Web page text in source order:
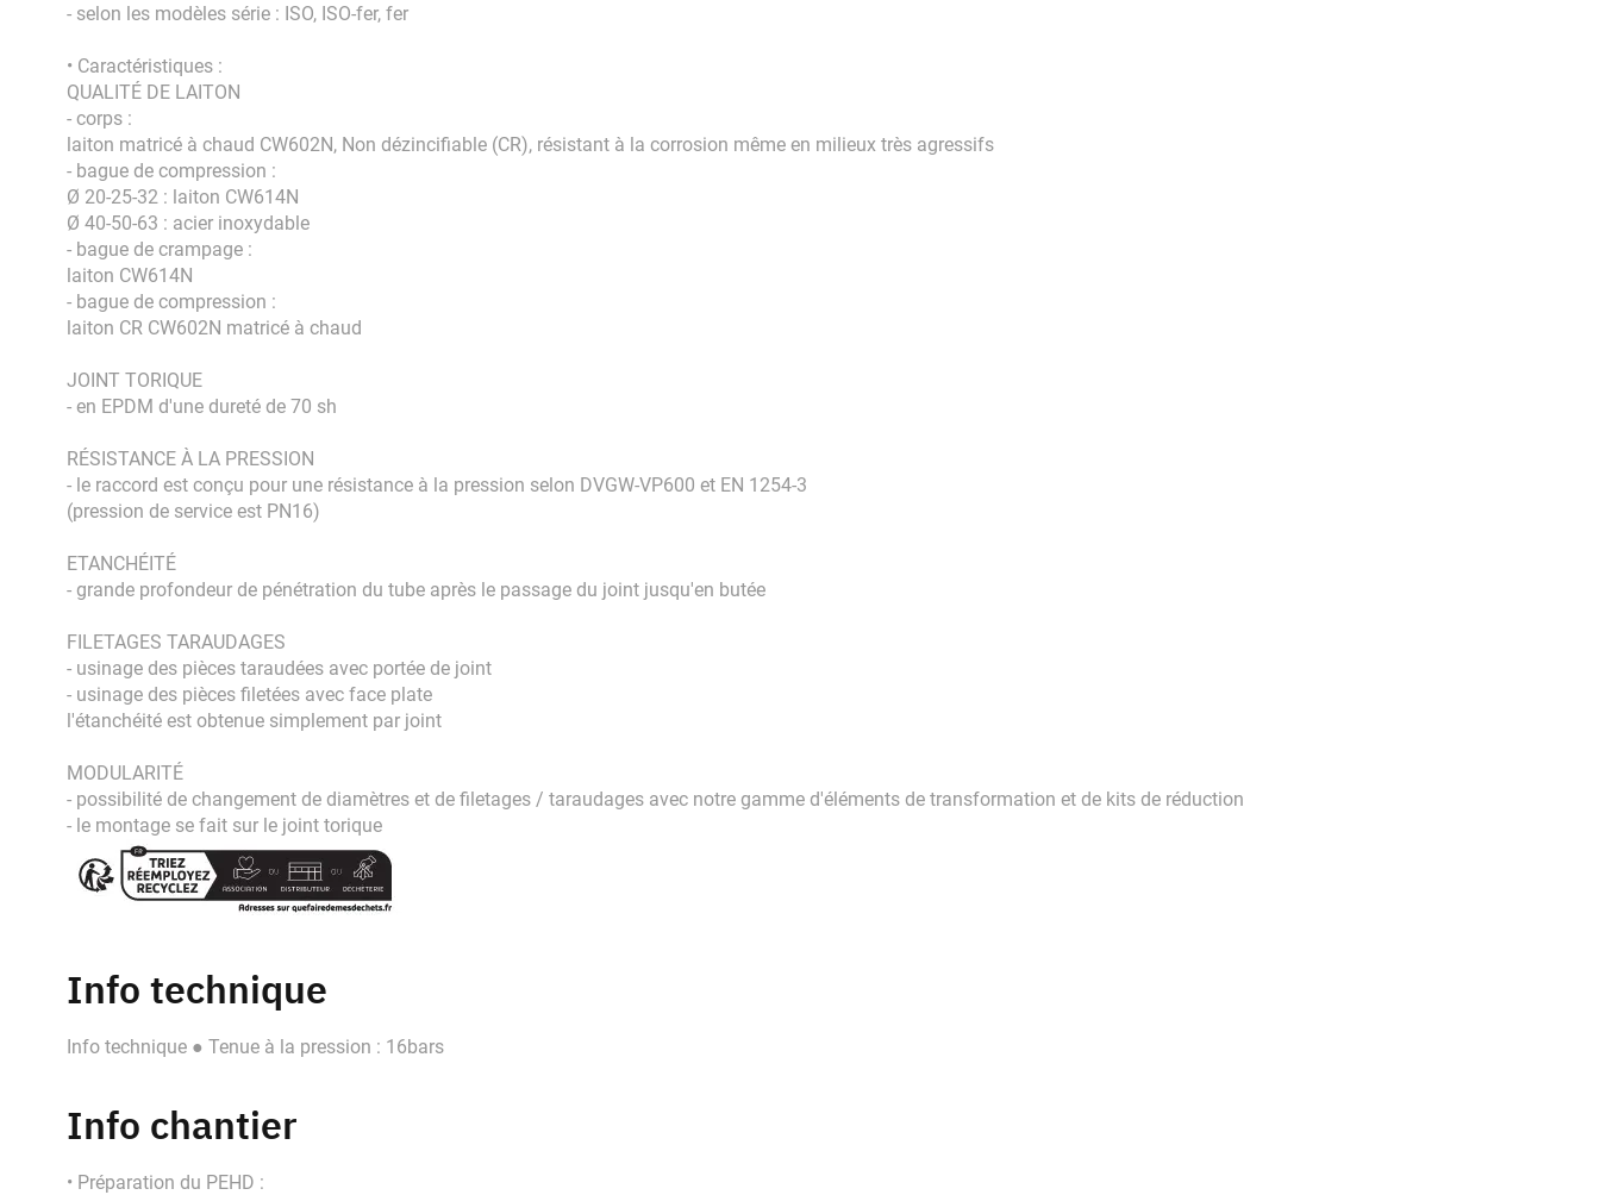
- selon les modèles série : ISO, ISO-fer, fer
• Caractéristiques :
QUALITÉ DE LAITON
- corps :
laiton matricé à chaud CW602N, Non dézincifiable (CR), résistant à la corrosion même en milieux très agressifs
- bague de compression :
Ø 20-25-32 : laiton CW614N
Ø 40-50-63 : acier inoxydable
- bague de crampage :
laiton CW614N
- bague de compression :
laiton CR CW602N matricé à chaud
JOINT TORIQUE
- en EPDM d'une dureté de 70 sh
RÉSISTANCE À LA PRESSION
- le raccord est conçu pour une résistance à la pression selon DVGW-VP600 et EN 1254-3
(pression de service est PN16)
ETANCHÉITÉ
- grande profondeur de pénétration du tube après le passage du joint jusqu'en butée
FILETAGES TARAUDAGES
- usinage des pièces taraudées avec portée de joint
- usinage des pièces filetées avec face plate
l'étanchéité est obtenue simplement par joint
MODULARITÉ
- possibilité de changement de diamètres et de filetages / taraudages avec notre gamme d'éléments de transformation et de kits de réduction
- le montage se fait sur le joint torique
Info technique
Info technique ● Tenue à la pression : 16bars
Info chantier
• Préparation du PEHD :